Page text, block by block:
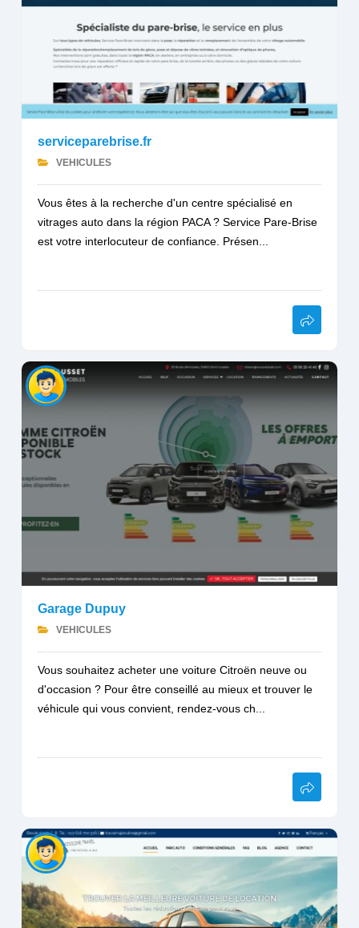
serviceparebrise.fr
VEHICULES
Vous êtes à la recherche d'un centre spécialisé en
vitrages auto dans la région PACA ? Service Pare-Brise
est votre interlocuteur de confiance. Présen...
Garage Dupuy
VEHICULES
Vous souhaitez acheter une voiture Citroën neuve ou
d'occasion ? Pour être conseillé au mieux et trouver le
véhicule qui vous convient, rendez-vous ch...